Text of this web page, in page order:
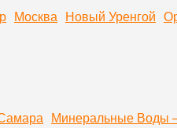
Москва Новый Уренгой
Минеральные Воды